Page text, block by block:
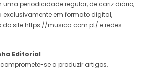
uma periodicidade regular, de cariz diário,
exclusivamente em formato digital,
do site https://musica.com.pt/ e redes
Editorial
se a produzir artigos,